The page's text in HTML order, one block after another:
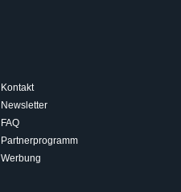
Kontakt
Newsletter
FAQ
Partnerprogramm
Werbung